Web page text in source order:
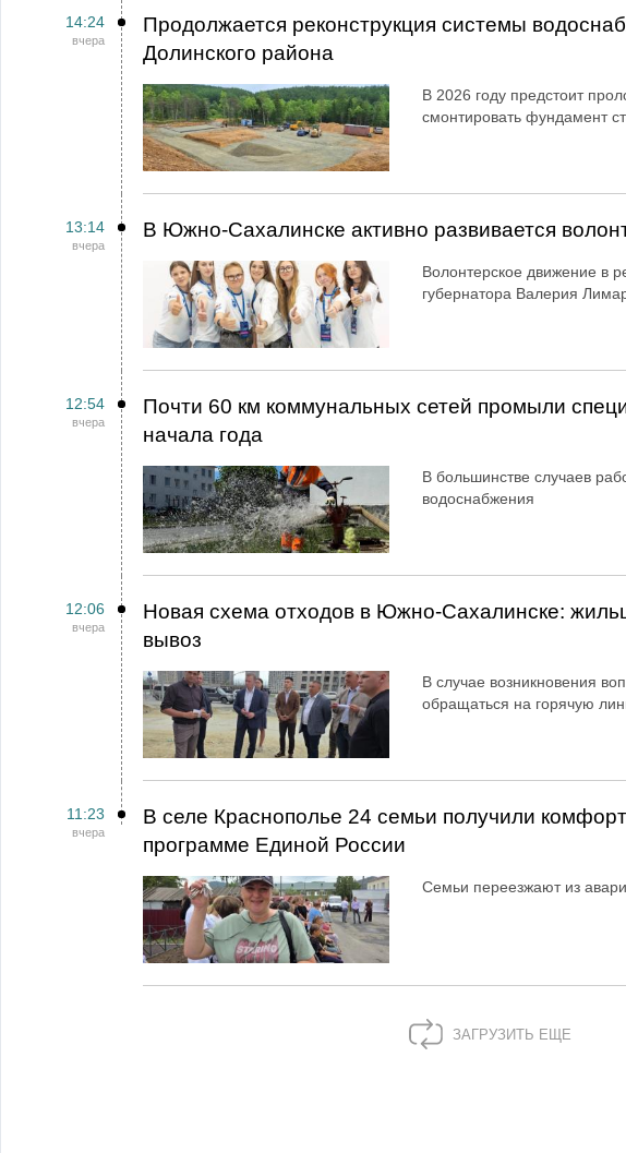
14:24
вчера
Продолжается реконструкция системы
Долинского района
В 2026 году предстоит
смонтировать фундамент
13:14
вчера
В Южно-Сахалинске активно развивается
Волонтерское движение в
губернатора Валерия
12:54
вчера
Почти 60 км коммунальных сетей промыли
начала года
В большинстве случаев
водоснабжения
12:06
вчера
Новая схема отходов в Южно-Сахалинске:
вывоз
В случае возникновения
обращаться на горячую
11:23
вчера
В селе Краснополье 24 семьи получили
программе Единой России
Семьи переезжают из
ЗАГРУЗИТЬ ЕЩЕ